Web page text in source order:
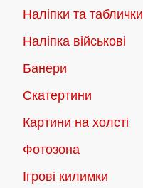
Наліпки та таблички
Наліпка військові
Банери
Скатертини
Картини на холсті
Фотозона
Ігрові килимки